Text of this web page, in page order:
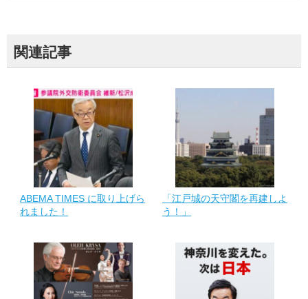
関連記事
ABEMA TIMES に取り上げら
れました！
「江戸城の天守閣を再建しよ
う！」